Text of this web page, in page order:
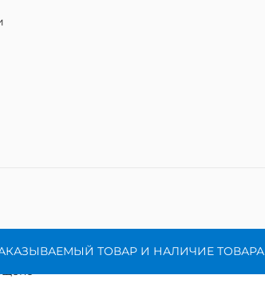
ТОВАР И НАЛИЧИЕ ТОВАРА